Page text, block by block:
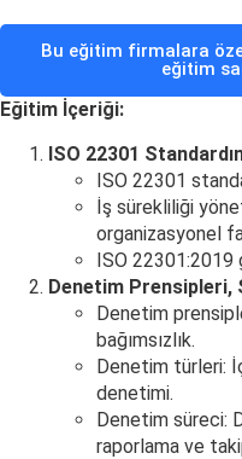
Bu eğitim firmalara
eğitim
Eğitim İçeriği:
ISO 22301
ISO 22301
İş sürekliliği
organizasyonel
ISO 22301:2019
Denetim Prensipleri,
Denetim
bağımsızlık.
Denetim türleri:
denetimi.
Denetim süreci:
raporlama ve